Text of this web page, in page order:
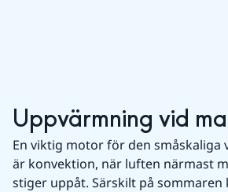
Uppvärmning vid
En viktig motor för den småskaliga
är konvektion, när luften närmast
stiger uppåt. Särskilt på sommaren